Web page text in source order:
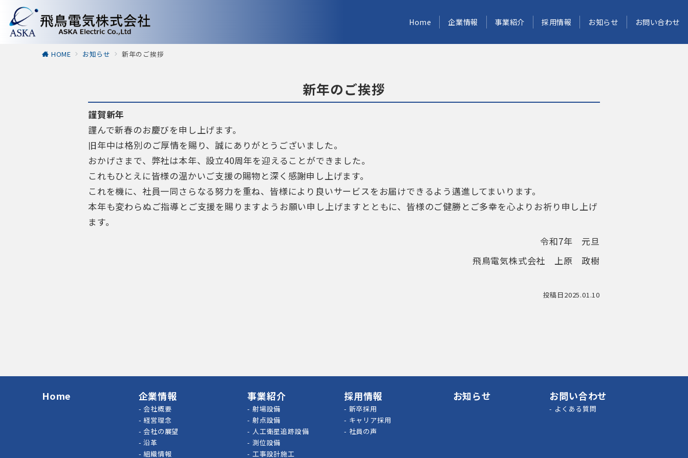
Home 企業情報 事業紹介 採用情報 お知らせ お問い合わせ
HOME お知らせ 新年のご挨拶
新年のご挨拶
謹賀新年
謹んで新春のお慶びを申し上げます。
旧年中は格別のご厚情を賜り、誠にありがとうございました。
おかげさまで、弊社は本年、設立40周年を迎えることができました。
これもひとえに皆様の温かいご支援の賜物と深く感謝申し上げます。
これを機に、社員一同さらなる努力を重ね、皆様により良いサービスをお届けできるよう邁進してまいります。
本年も変わらぬご指導とご支援を賜りますようお願い申し上げますとともに、皆様のご健勝とご多幸を心よりお祈り申し上げ
ます。
令和7年 元旦
飛鳥電気株式会社 上原 政樹
投稿日2025.01.10
Home 企業情報
-会社概要
- 経営理念
-会社の展望
-沿革
-組織情報
事業紹介
- 射場設備
- 射点設備
- 人工衛星追跡設備
- 測位設備
- 工事設計施工
採用情報
- 新卒採用
- キャリア採用
- 社員の声
お知らせ お問い合わせ
- よくある質問